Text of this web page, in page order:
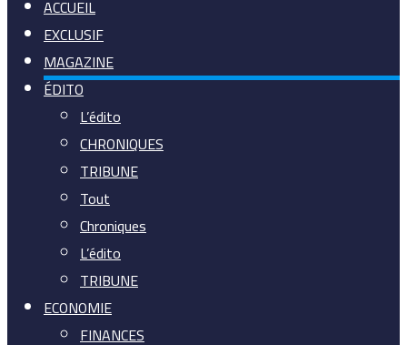
ACCUEIL
EXCLUSIF
MAGAZINE
ÉDITO
L’édito
CHRONIQUES
TRIBUNE
Tout
Chroniques
L’édito
TRIBUNE
ECONOMIE
FINANCES